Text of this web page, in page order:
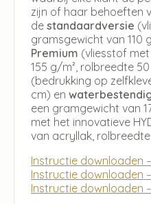
zijn of haar behoeften
de standaardversie
gramsgewicht van 110
Premium (vliesstof
155 g/m², rolbreedte 50
(bedrukking op
cm) en
een gramgewicht van
met het innovatieve
van acryllak,
Instructie downloaden
Instructie downloaden
Instructie downloaden